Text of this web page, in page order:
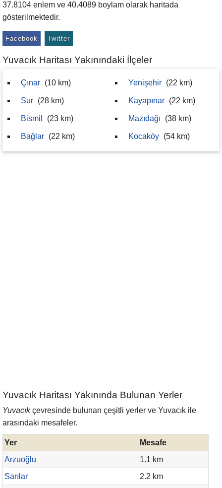
37.8104 enlem ve 40.4089 boylam olarak haritada
gösterilmektedir.
Facebook Twitter
Yuvacık Haritası Yakınındaki İlçeler
Çınar (10 km)
Sur (28 km)
Bismil (23 km)
Bağlar (22 km)
Yenişehir (22 km)
Kayapınar (22 km)
Mazıdağı (38 km)
Kocaköy (54 km)
Yuvacık Haritası Yakınında Bulunan Yerler
Yuvacıkçevresinde bulunan çeşitli yerler ve Yuvacık ile
arasındaki mesafeler.
Yer
Mesafe
Arzuoğlu
1.1 km
Sarılar
2.2 km